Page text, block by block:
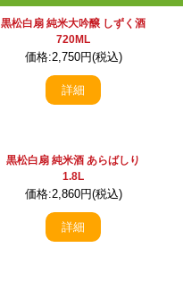
黒松白扇 純米大吟醸 しずく酒
720ML
価格:2,750円(税込)
詳細
黒松白扇 純米酒 あらばしり
1.8L
価格:2,860円(税込)
詳細